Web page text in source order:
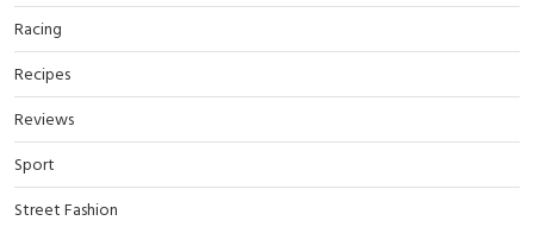
Racing
Recipes
Reviews
Sport
Street Fashion